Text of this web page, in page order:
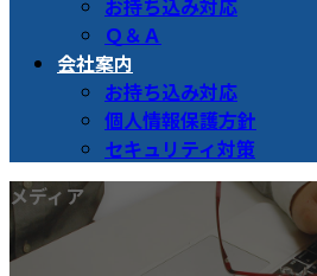
お持ち込み対応
Ｑ＆Ａ
会社案内
お持ち込み対応
個人情報保護方針
セキュリティ対策
メディア